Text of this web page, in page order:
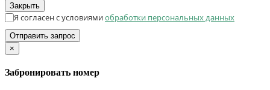
Закрыть
Я согласен с условиямиобработки персональных данных
Отправить запрос
×
Забронировать номер